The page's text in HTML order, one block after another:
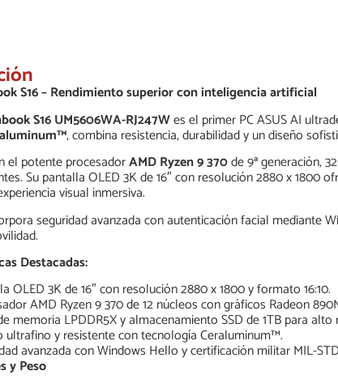
S16 – Rendimiento superior con inteligencia artificial
S16 UM5606WA-RJ247Wes el primer PC ASUS AI
, combina resistencia, durabilidad y un diseño
el potente procesadorAMD Ryzen 9 370de 9ª generación,
Su pantalla OLED 3K de 16″ con resolución 2880 x
visual inmersiva.
seguridad avanzada con autenticación facial mediante
Destacadas:
OLED 3K de 16″ con resolución 2880 x 1800 y formato 16:10.
AMD Ryzen 9 370 de 12 núcleos con gráficos Radeon
memoria LPDDR5X y almacenamiento SSD de 1TB para
ultrafino y resistente con tecnología Ceraluminum™.
avanzada con Windows Hello y certificación militar MIL-
y Peso